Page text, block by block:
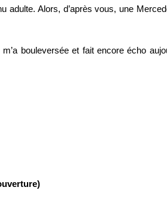
adulte. Alors, d’après vous, une
bouleversée et fait encore écho